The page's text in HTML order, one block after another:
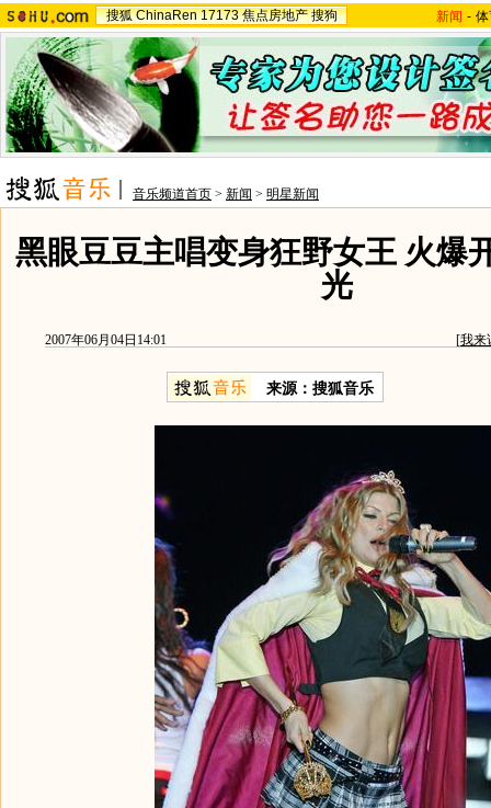
搜狐 ChinaRen 17173 焦点房地产 搜狗 新闻 -
音乐频道首页 > 新闻 > 明星新闻
黑眼豆豆主唱变身狂野女王 火爆
光
2007年06月04日14:01 [我来
来源：搜狐音乐